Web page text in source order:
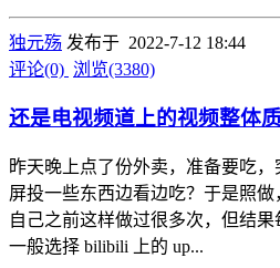
独元殇 发布于 2022-7-12 18:44
评论(0) 浏览(3380)
还是电视频道上的视频整体
昨天晚上点了份外卖，准备要吃
屏投一些东西边看边吃？于是照做
自己之前这样做过很多次，但结
一般选择 bilibili 上的 up...